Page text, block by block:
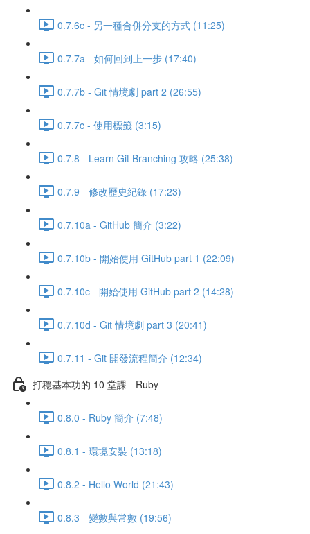
0.7.6c - 另一種合併分支的方式 (11:25)
0.7.7a - 如何回到上一步 (17:40)
0.7.7b - Git 情境劇 part 2 (26:55)
0.7.7c - 使用標籤 (3:15)
0.7.8 - Learn Git Branching 攻略 (25:38)
0.7.9 - 修改歷史紀錄 (17:23)
0.7.10a - GitHub 簡介 (3:22)
0.7.10b - 開始使用 GitHub part 1 (22:09)
0.7.10c - 開始使用 GitHub part 2 (14:28)
0.7.10d - Git 情境劇 part 3 (20:41)
0.7.11 - Git 開發流程簡介 (12:34)
打穩基本功的 10 堂課 - Ruby
0.8.0 - Ruby 簡介 (7:48)
0.8.1 - 環境安裝 (13:18)
0.8.2 - Hello World (21:43)
0.8.3 - 變數與常數 (19:56)